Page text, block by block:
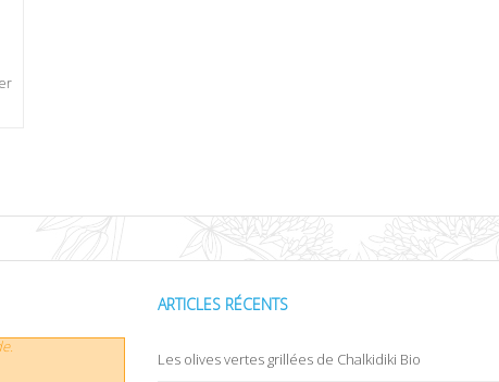
ARTICLES RÉCENTS
Les olives vertes grillées de Chalkidiki Bio